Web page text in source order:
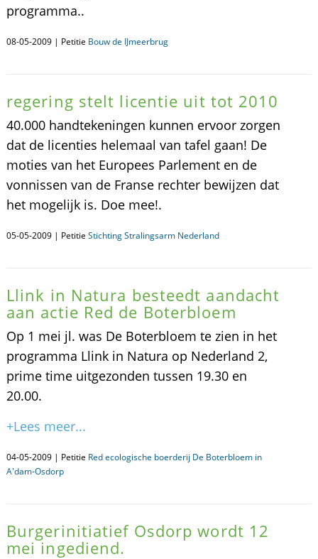
programma..
08-05-2009 | Petitie Bouw de IJmeerbrug
regering stelt licentie uit tot 2010
40.000 handtekeningen kunnen ervoor zorgen
dat de licenties helemaal van tafel gaan! De
moties van het Europees Parlement en de
vonnissen van de Franse rechter bewijzen dat
het mogelijk is. Doe mee!.
05-05-2009 | Petitie Stichting Stralingsarm Nederland
Llink in Natura besteedt aandacht
aan actie Red de Boterbloem
Op 1 mei jl. was De Boterbloem te zien in het
programma Llink in Natura op Nederland 2,
prime time uitgezonden tussen 19.30 en
20.00.
+Lees meer...
04-05-2009 | Petitie Red ecologische boerderij De Boterbloem in
A'dam-Osdorp
Burgerinitiatief Osdorp wordt 12
mei ingediend.